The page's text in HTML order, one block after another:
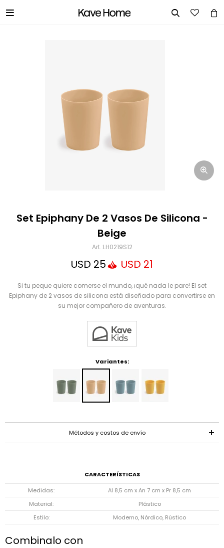
 
Set Epiphany De 2 Vasos De Silicona -
Beige
LH0219S12
USD 25 USD 21
Si tu peque quiere comerse el mundo, ¡qué nada le pare! El set
Epiphany de 2 vasos de silicona está diseñado para convertirse en
su mejor compañero de aventuras.
Variantes:
Métodos y costos de envío
CARACTERÍSTICAS
Medidas
Al 8,5 cm x An 7 cm x Pr 8,5 cm
Material
Plástico
Estilo
Moderno, Nórdico, Rústico
Combinalo con
Correo electrónico